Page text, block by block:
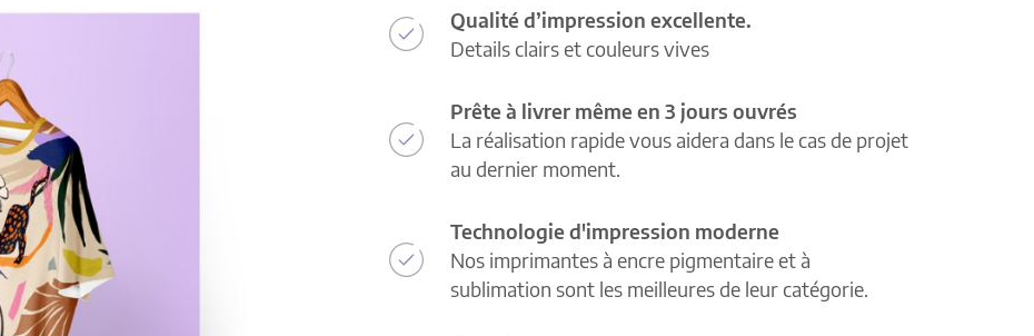
Qualité d’impression excellente.
Details clairs et couleurs vives
Prête à livrer même en 3 jours ouvrés
La réalisation rapide vous aidera dans le cas de projet
au dernier moment.
Technologie d'impression moderne
Nos imprimantes à encre pigmentaire et à
sublimation sont les meilleures de leur catégorie.